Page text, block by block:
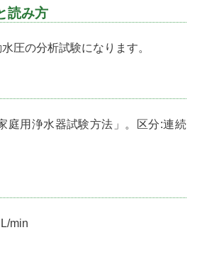
読み方
圧の分析試験になります。
庭用浄水器試験方法」。区分:連続
min